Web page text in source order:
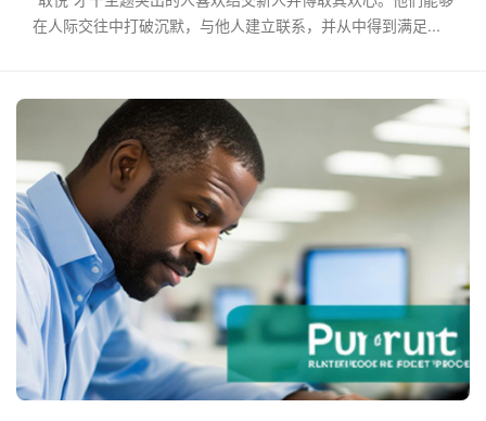
在人际交往中打破沉默，与他人建立联系，并从中得到满足...